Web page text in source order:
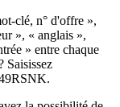
clé, n° d'offre »,
», « anglais »,
» entre chaque
Saisissez